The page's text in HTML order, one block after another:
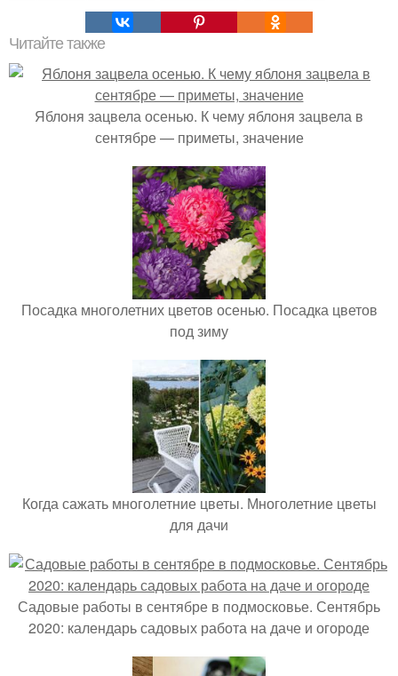
Читайте также
Яблоня зацвела осенью. К чему яблоня зацвела в
сентябре — приметы, значение
Посадка многолетних цветов осенью. Посадка цветов
под зиму
Когда сажать многолетние цветы. Многолетние цветы
для дачи
Садовые работы в сентябре в подмосковье. Сентябрь
2020: календарь садовых работа на даче и огороде